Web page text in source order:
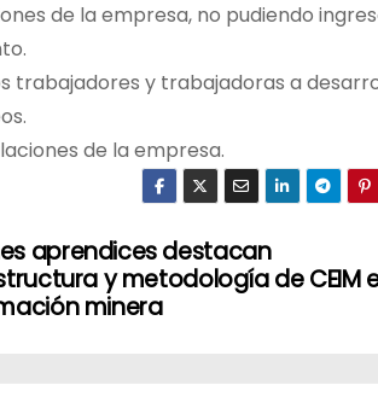
de la empresa, no pudiendo
trabajadores y trabajadoras a
de la empresa.
aprendices destacan
y metodología de CEIM
minera